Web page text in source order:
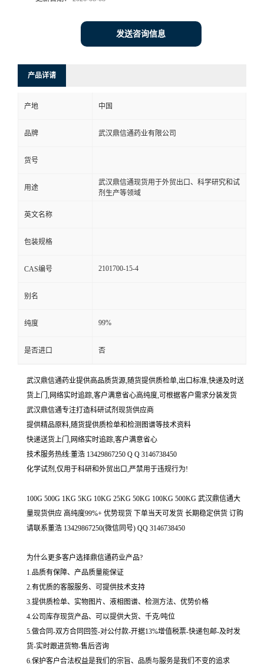
发送咨询信息
产品详请
产地 中国
品牌 武汉鼎信通药业有限公司
货号
用途
武汉鼎信通现货用于外贸出口、科学研究和试
剂生产等领域
英文名称
包装规格
CAS编号 2101700-15-4
别名
纯度 99%
是否进口 否
武汉鼎信通药业提供高品质货源,随货提供质检单,出口标准,快递及时送
货上门,网络实时追踪,客户满意省心高纯度,可根据客户需求分装发货
武汉鼎信通专注打造科研试剂现货供应商
提供精品原料,随货提供质检单和检测图谱等技术资料
快递送货上门,网络实时追踪,客户满意省心
技术服务热线:董浩 13429867250 Q Q 3146738450
化学试剂,仅用于科研和外贸出口,严禁用于违规行为!
100G 500G 1KG 5KG 10KG 25KG 50KG 100KG 500KG 武汉鼎信通大
量现货供应 高纯度99%+ 优势现货 下单当天可发货 长期稳定供货 订购
请联系董浩 13429867250(微信同号) QQ 3146738450
为什么更多客户选择鼎信通药业产品?
1.品质有保障、产品质量能保证
2.有优质的客服服务、可提供技术支持
3.提供质检单、实物图片、液相图谱、检测方法、优势价格
4.公司库存现货产品、可以提供大货、千克/吨位
5.做合同-双方合同回签-对公付款-开据13%增值税票-快递包邮-及时发
货-实时跟进货物-售后咨询
6.保护客户合法权益是我们的宗旨、品质与服务是我们不变的追求